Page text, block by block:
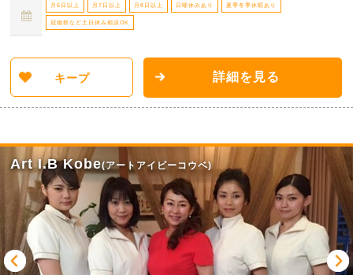
月6日以上 月7日以上 月8日以上 日曜休みあり 夏季冬季休暇あり
冠婚祭など土日休み相談OK
キープ 詳細を見る
Art I.B Kobe(アートアイビーコウベ)